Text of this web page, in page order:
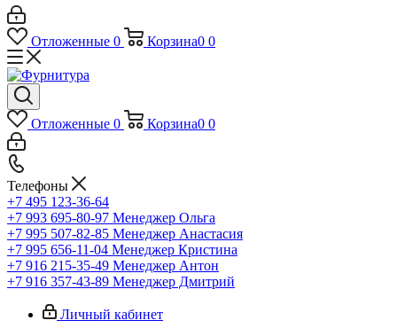
Отложенные 0 Корзина0 0
Отложенные 0 Корзина0 0
Телефоны
+7 495 123-36-64
+7 993 695-80-97 Менеджер Ольга
+7 995 507-82-85 Менеджер Анастасия
+7 995 656-11-04 Менеджер Кристина
+7 916 215-35-49 Менеджер Антон
+7 916 357-43-89 Менеджер Дмитрий
Личный кабинет